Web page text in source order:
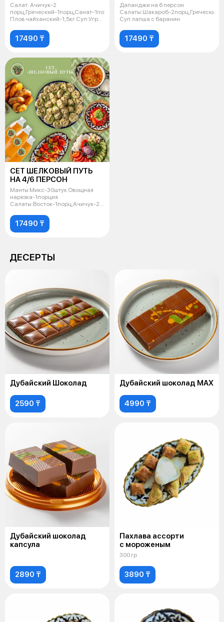
Салат: Ачичук-2
порц,Греческий-1порц,Санат-1порц.
Плов чайханский-1,5кг Суп:Угра
17490 ₸
Дапанджи на 6 персон
Салаты:Шакароб-2порц,Греческий-
Суп лапша с баранин
17490 ₸
СЕТ ШЕЛКОВЫЙ ПУТЬ
НА 4/6 ПЕРСОН
Манты Микс-30штук Овощная
нарезка-1порция
Салаты:Восток-1порц,Ачичук-2порц
17490 ₸
ДЕСЕРТЫ
Дубайский Шоколад
2590 ₸
Дубайский шоколад MAX
4990 ₸
Дубайский шоколад
капсула
2890 ₸
Пахлава ассорти
с мороженым
300 гр
3890 ₸